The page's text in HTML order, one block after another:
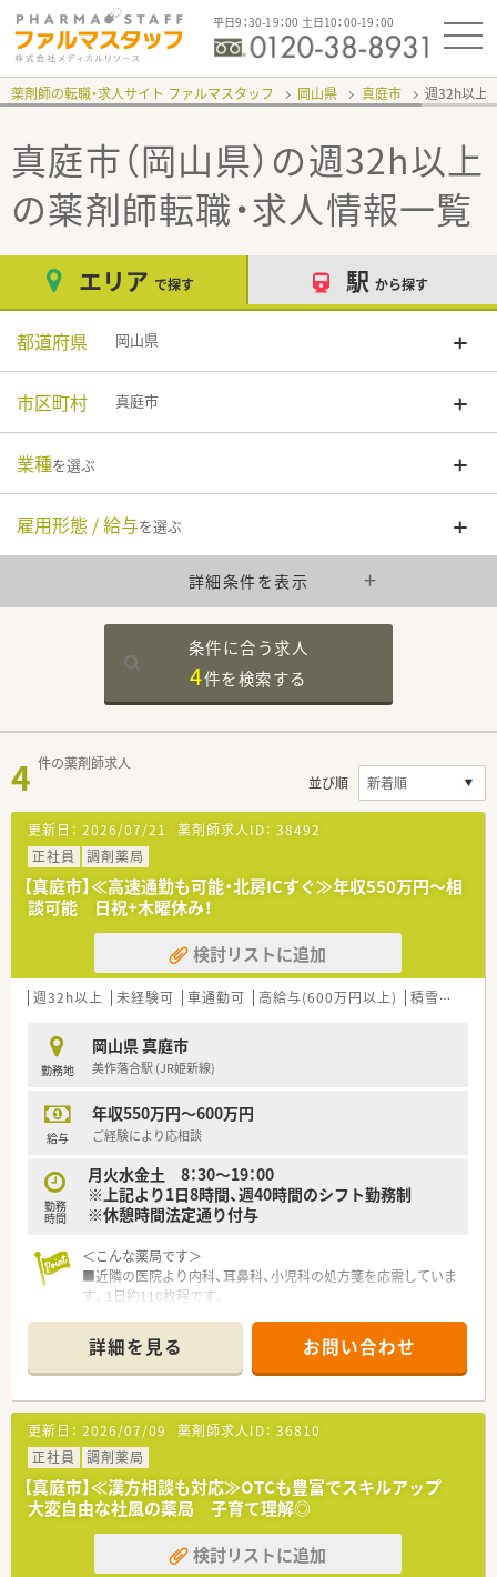
平日9：30-19：00 土日10：00-19：00
薬剤師の転職・求人サイト ファルマスタッフ 岡山県 真庭市 週32h以上
真庭市（岡山県）の週32h以上
の薬剤師転職・求人情報一覧
エリア で探す 駅 から探す
都道府県 岡山県
市区町村 真庭市
業種を選ぶ
雇用形態 / 給与を選ぶ
詳細条件を表示
条件に合う求人
4件を検索する
4 件の薬剤師求人
並び順
更新日： 2026/07/21 薬剤師求人ID： 38492
正社員
調剤薬局
【真庭市】≪高速通勤も可能・北房ICすぐ≫年収550万円～相
談可能 日祝+木曜休み！
検討リストに追加
週32h以上 未経験可 車通勤可 高給与(600万円以上) 積雪なし
勤務地
岡山県 真庭市
美作落合駅 (JR姫新線)
給与
年収550万円～600万円
ご経験により応相談
勤務
時間
月火水金土 8：30～19：00
※上記より1日8時間、週40時間のシフト勤務制
※休憩時間法定通り付与
＜こんな薬局です＞
■近隣の医院より内科、耳鼻科、小児科の処方箋を応需していま
す。1日約110枚程です。
通勤もご相談いただけます。
＜教育体制＞
■入社後1～3年の間は店舗の先輩方の指導の元、実務を経験し
ていきます。
＜法人特徴＞
■総社市・倉敷市中心に、岡山県内に展開する地域密着型のチェ
ーン薬局です。
■新しい環境に挑戦してみたい方、綺麗な店舗で働きたい方必見
です！
■おかやま子育て応援宣言企業です。子育て支援の一環として、
詳細を見る お問い合わせ
更新日： 2026/07/09 薬剤師求人ID： 36810
正社員
調剤薬局
【真庭市】≪漢方相談も対応≫OTCも豊富でスキルアップ
大変自由な社風の薬局 子育て理解◎
検討リストに追加